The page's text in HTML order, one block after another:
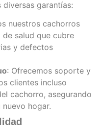
diversas garantías:
nuestros cachorros
salud que cubre
y defectos
: Ofrecemos soporte y
clientes incluso
cachorro, asegurando
hogar.